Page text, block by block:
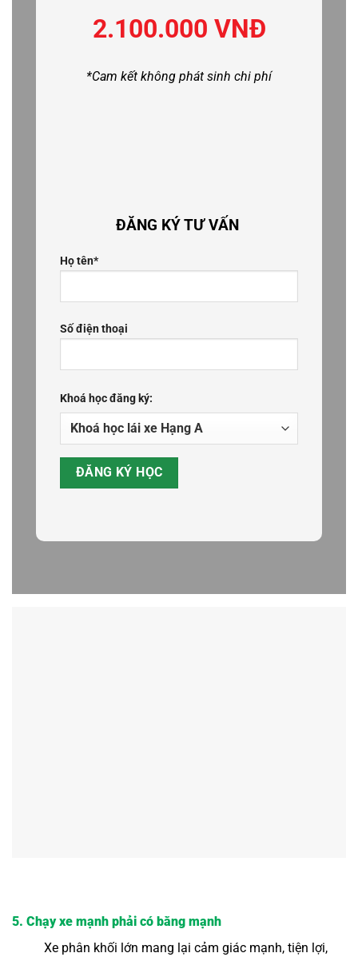
2.100.000 VNĐ
*Cam kết không phát sinh chi phí
ĐĂNG KÝ TƯ VẤN
Họ tên*
Số điện thoại
Khoá học đăng ký:
5. Chạy xe mạnh phải có bằng mạnh
Xe phân khối lớn mang lại cảm giác mạnh, tiện lợi,